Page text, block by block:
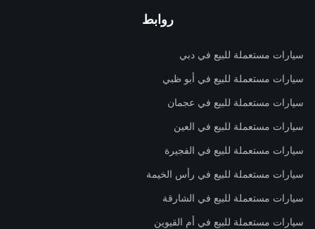
روابط
سيارات مستعملة للبيع في دبي
سيارات مستعملة للبيع في أبو ظبي
سيارات مستعملة للبيع في عجمان
سيارات مستعملة للبيع في العين
سيارات مستعملة للبيع في الفجيرة
سيارات مستعملة للبيع في رأس الخيمة
سيارات مستعملة للبيع في الشارقة
سيارات مستعملة للبيع في أم القيوين